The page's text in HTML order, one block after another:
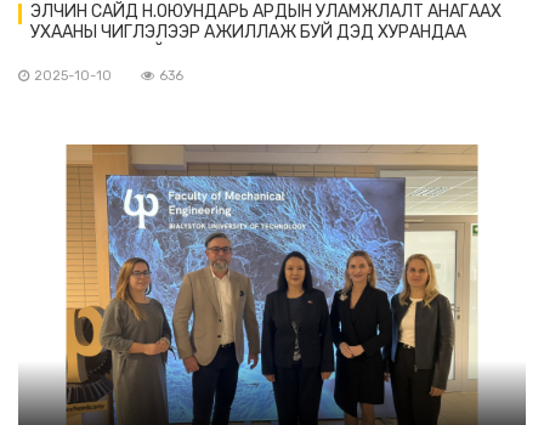
ЭЛЧИН САЙД Н.ОЮУНДАРЬ АРДЫН УЛАМЖЛАЛТ АНАГААХ
УХААНЫ ЧИГЛЭЛЭЭР АЖИЛЛАЖ БУЙ ДЭД ХУРАНДАА
2025-10-10 636